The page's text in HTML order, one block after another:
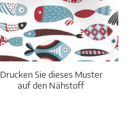
Drucken Sie dieses Muster
auf den Nähstoff